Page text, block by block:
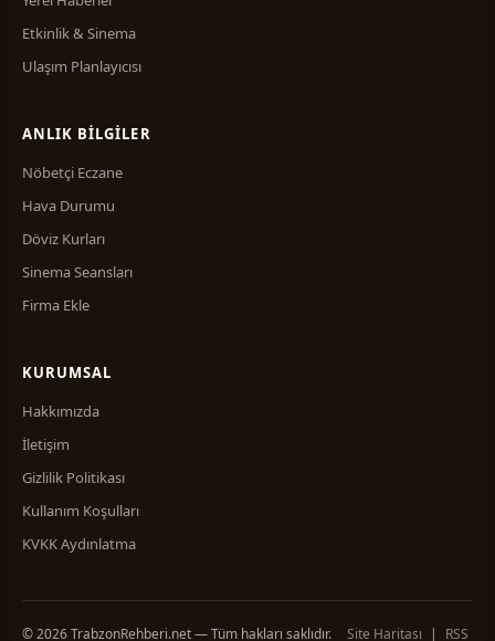
Etkinlik & Sinema
Ulaşım Planlayıcısı
ANLIK BILGILER
Nöbetçi Eczane
Hava Durumu
Döviz Kurları
Sinema Seansları
Firma Ekle
KURUMSAL
Hakkımızda
İletişim
Gizlilik Politikası
Kullanım Koşulları
KVKK Aydınlatma
© 2026 TrabzonRehberi.net — Tüm hakları saklıdır. Site Haritası | RSS